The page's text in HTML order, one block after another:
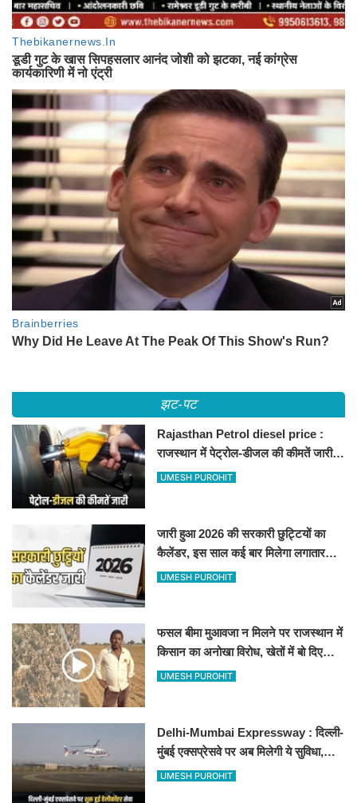
झट-पट
Rajasthan Petrol diesel price :
राजस्थान में पेट्रोल-डीजल की कीमतें जारी,
जानिए बीकानेर समेत पुरे प्रदेश में नए रेट
UMESH PUROHIT
जारी हुआ 2026 की सरकारी छुट्टियों का
कैलेंडर, इस साल कई बार मिलेगा लगातार
अवकाश, देखें
UMESH PUROHIT
फसल बीमा मुआवजा न मिलने पर राजस्थान में
किसान का अनोखा विरोध, खेतों में बो दिए
500-500 रुपए के नोट, वीडियो वायरल
UMESH PUROHIT
Delhi-Mumbai Expressway : दिल्ली-
मुंबई एक्सप्रेसवे पर अब मिलेगी ये सुविधा,
हेलीकॉप्टर सर्विस से तुरंत घायल पहुंचेगा
UMESH PUROHIT